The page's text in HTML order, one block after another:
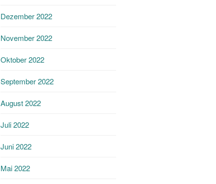
Dezember 2022
November 2022
Oktober 2022
September 2022
August 2022
Juli 2022
Juni 2022
Mai 2022